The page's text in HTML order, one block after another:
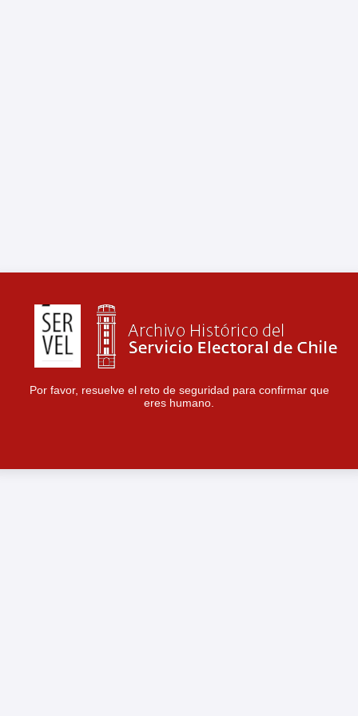
Por favor, resuelve el reto de seguridad para confirmar que
eres humano.